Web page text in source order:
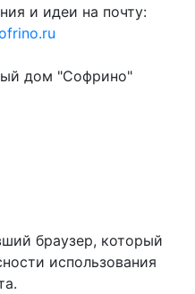
и идеи на почту:
дом "Софрино"
браузер, который
использования